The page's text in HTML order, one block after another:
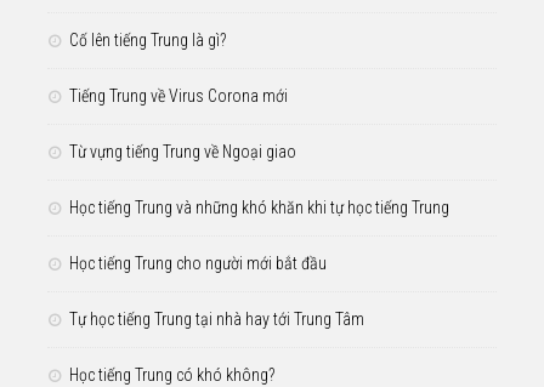
Cố lên tiếng Trung là gì?
Tiếng Trung về Virus Corona mới
Từ vựng tiếng Trung về Ngoại giao
Học tiếng Trung và những khó khăn khi tự học tiếng Trung
Học tiếng Trung cho người mới bắt đầu
Tự học tiếng Trung tại nhà hay tới Trung Tâm
Học tiếng Trung có khó không?